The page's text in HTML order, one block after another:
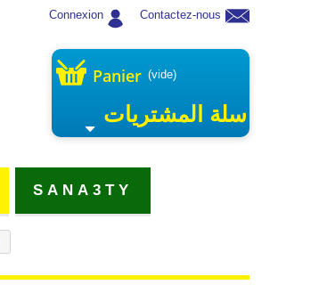
Contactez-nous
Connexion
Panier (vide)
سلة المشتريات
SANA3TY